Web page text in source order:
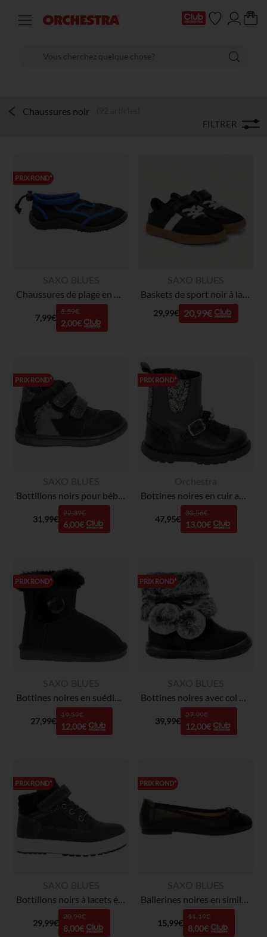
Chaussures noir
FILTRER
PRIX ROND*
7,99€
5,59€
2,00€
29,99€ 20,99€
PRIX ROND*
Bottillons noirs pour bébé garçon à scratchs pailletés
31,99€
22,39€
6,00€
PRIX ROND*
Bottines noires en cuir avec boucle et franges et empiècements fantaisie
47,95€
33,56€
13,00€
PRIX ROND*
Bottines noires en suédine avec détails en fourrure et bouton fantaisie fille
27,99€
19,59€
12,00€
PRIX ROND*
Bottines noires avec col effet fausse fourrure pour bébé fille
39,99€
27,99€
12,00€
PRIX ROND*
29,99€
20,99€
8,00€
PRIX ROND*
15,99€
11,19€
8,00€